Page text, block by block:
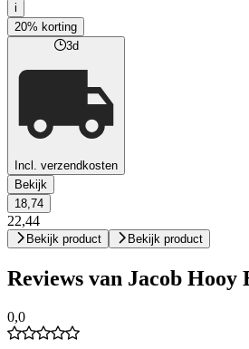
i
20% korting
3d
Incl. verzendkosten
Bekijk
18,74
22,44
Bekijk product Bekijk product
Reviews van Jacob Hooy
0,0